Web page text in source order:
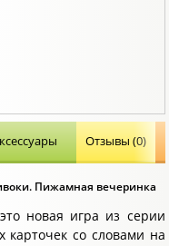
Отзывы (0)
Пижамная вечеринка
новая игра из серии
карточек со словами на